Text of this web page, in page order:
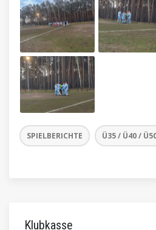
SPIELBERICHTE Ü35 / Ü40 /
Klubkasse